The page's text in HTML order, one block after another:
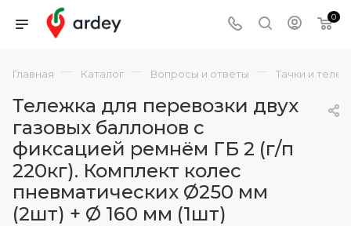
0
Главная — Каталог — Вопросы и ответы — Тачки и
Тележка для перевозки двух
газовых баллонов с
фиксацией ремнём ГБ 2 (г/п
220кг). Комплект колес
пневматических Ø250 мм
(2шт) + Ø 160 мм (1шт)